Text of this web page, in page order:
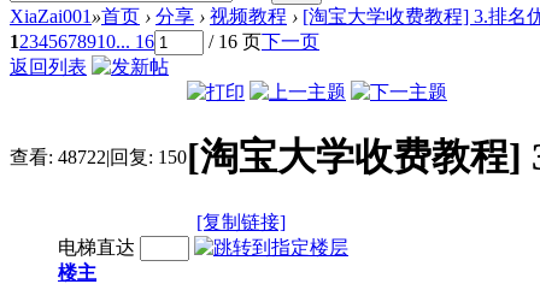
XiaZai001 »首页 › 分享 › 视频教程 › [淘宝大学收费教程] 3.排名
12345678910... 16 / 16 页下一页
返回列表
查看: 48722|回复: 150[淘宝大学收费教程]
[复制链接]
电梯直达
楼主